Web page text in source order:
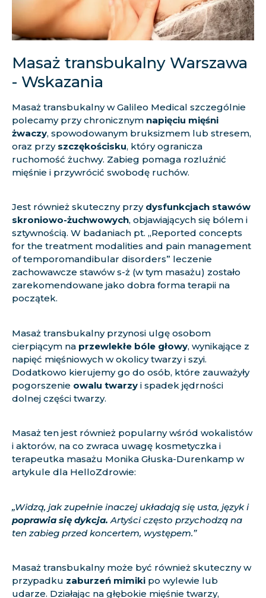
Masaż transbukalny Warszawa
- Wskazania
Masaż transbukalny w Galileo Medical szczególnie
polecamy przy chronicznym napięciu mięśni
żwaczy, spowodowanym bruksizmem lub stresem,
oraz przy szczękościsku, który ogranicza
ruchomość żuchwy. Zabieg pomaga rozluźnić
mięśnie i przywrócić swobodę ruchów.
Jest również skuteczny przy dysfunkcjach stawów
skroniowo-żuchwowych, objawiających się bólem i
sztywnością. W badaniach pt. „Reported concepts
for the treatment modalities and pain management
of temporomandibular disorders” leczenie
zachowawcze stawów s-ż (w tym masażu) zostało
zarekomendowane jako dobra forma terapii na
początek.
Masaż transbukalny przynosi ulgę osobom
cierpiącym na przewlekłe bóle głowy, wynikające z
napięć mięśniowych w okolicy twarzy i szyi.
Dodatkowo kierujemy go do osób, które zauważyły
pogorszenie owalu twarzy i spadek jędrności
dolnej części twarzy.
Masaż ten jest również popularny wśród wokalistów
i aktorów, na co zwraca uwagę kosmetyczka i
terapeutka masażu Monika Głuska-Durenkamp w
artykule dla HelloZdrowie:
„Widzą, jak zupełnie inaczej układają się usta, język i
poprawia się dykcja. Artyści często przychodzą na
ten zabieg przed koncertem, występem.”
Masaż transbukalny może być również skuteczny w
przypadku zaburzeń mimiki po wylewie lub
udarze. Działając na głębokie mięśnie twarzy,